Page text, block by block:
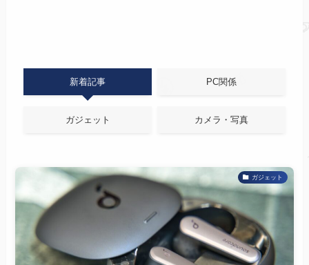
新着記事 PC関係
ガジェット カメラ・写真
ガジェット